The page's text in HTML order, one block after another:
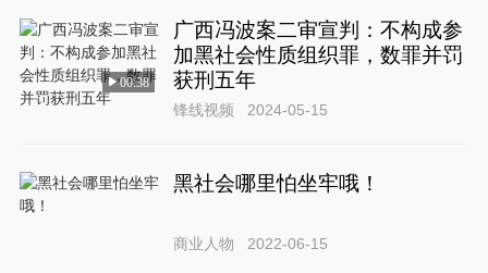
00:38
广西冯波案二审宣判：不构成参
加黑社会性质组织罪，数罪并罚
获刑五年
锋线视频 2024-05-15
黑社会哪里怕坐牢哦！
商业人物 2022-06-15